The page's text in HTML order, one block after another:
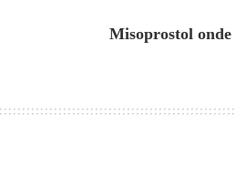
Misoprostol